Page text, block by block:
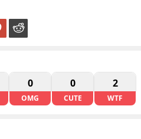
0
OMG
0
CUTE
2
WTF